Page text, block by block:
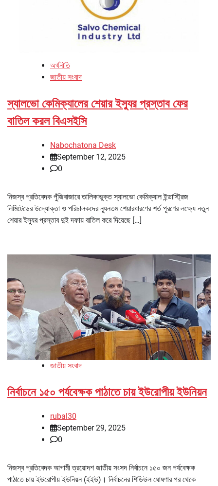
অর্থনীতি
জাতীয় সংবাদ
স্যালভো কেমিক্যালের শেয়ার ইস্যুর প্রস্তাব ফের
বাতিল করল বিএসইসি
Nabochatona Desk
September 12, 2025
0
নিজস্ব প্রতিবেদক পুঁজিবাজারে তালিকাভুক্ত স্যালভো কেমিক্যাল ইন্ডাস্ট্রিজ
লিমিটেডের উদ্যোক্তা ও পরিচালকদের ন্যূনতম শেয়ারধারণের শর্ত পূরণের লক্ষ্যে নতুন
শেয়ার ইস্যুর প্রস্তাব দুই দফায় বাতিল করে দিয়েছে […]
জাতীয় সংবাদ
নির্বাচনে ১৫০ পর্যবেক্ষক পাঠাতে চায় ইউরোপীয় ইউনিয়ন
rubal30
September 29, 2025
0
নিজস্ব প্রতিবেদক আগামী ত্রয়োদশ জাতীয় সংসদ নির্বাচনে ১৫০ জন পর্যবেক্ষক
পাঠাতে চায় ইউরোপীয় ইউনিয়ন (ইইউ)। নির্বাচনের শিডিউল ঘোষণার পর থেকে